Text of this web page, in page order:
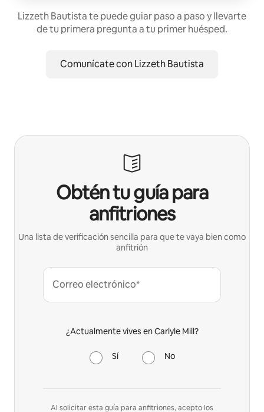
Lizzeth Bautista te puede guiar paso a paso y llevarte
de tu primera pregunta a tu primer huésped.
Comunícate con Lizzeth Bautista
Obtén tu guía para
anfitriones
Una lista de verificación sencilla para que te vaya bien como
anfitrión
Correo electrónico*
¿Actualmente vives en Carlyle Mill?
Sí No
Al solicitar esta guía para anfitriones, acepto los